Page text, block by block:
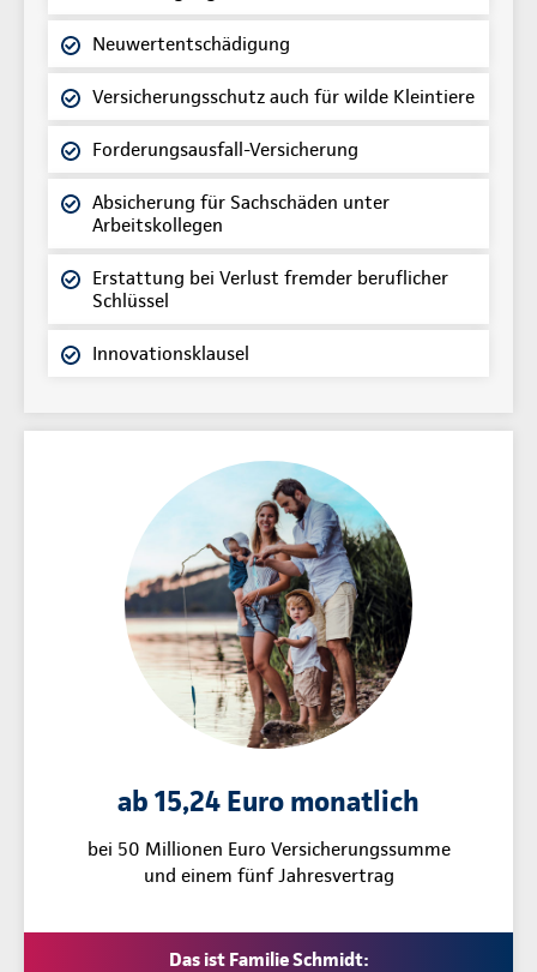
Neuwertentschädigung
Versicherungsschutz auch für wilde Kleintiere
Forderungsausfall-Versicherung
Absicherung für Sachschäden unter
Arbeitskollegen
Erstattung bei Verlust fremder beruflicher
Schlüssel
Innovationsklausel
ab 15,24 Euro monatlich
bei 50 Millionen Euro Versicherungssumme
und einem fünf Jahresvertrag
Das ist Familie Schmidt: